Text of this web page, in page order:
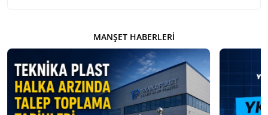
MANŞET HABERLERI